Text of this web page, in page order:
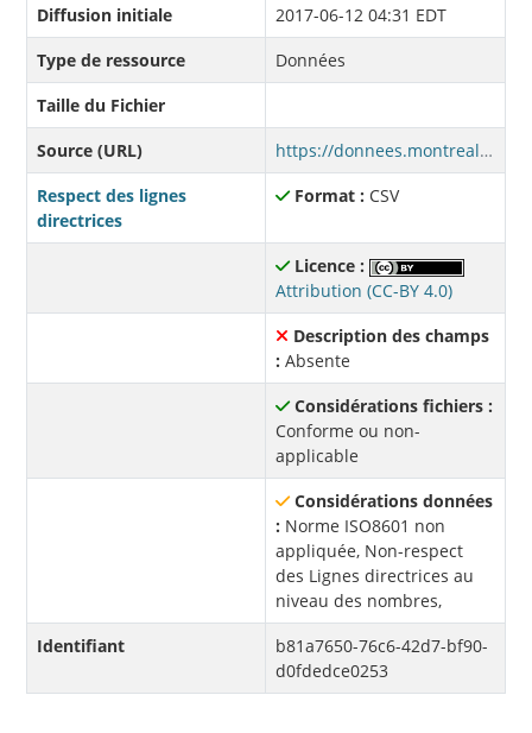
Diffusion initiale
2017-06-12 04:31 EDT
Type de ressource
Données
Taille du Fichier
Source (URL)
https://donnees.montreal.ca/fr/dataset/d70dd655-5359-43a1-a338-24c45c4cd259/resource/b81a7650-76c6-42d7-bf90-d0fdedce0253/download/fevrier-2017.csv
Respect des lignes
directrices
Format : CSV
Licence :
Attribution (CC-BY 4.0)
Description des champs
: Absente
Considérations fichiers :
Conforme ou non-
applicable
Considérations données
: Norme ISO8601 non
appliquée, Non-respect
des Lignes directrices au
niveau des nombres,
Identifiant
b81a7650-76c6-42d7-bf90-
d0fdedce0253